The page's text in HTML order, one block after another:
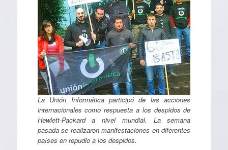
La Unión Informática participó de las acciones
internacionales como respuesta a los despidos de
Hewlett-Packard a nivel mundial. La semana
pasada se realizaron manifestaciones en diferentes
países en repudio a los despidos.